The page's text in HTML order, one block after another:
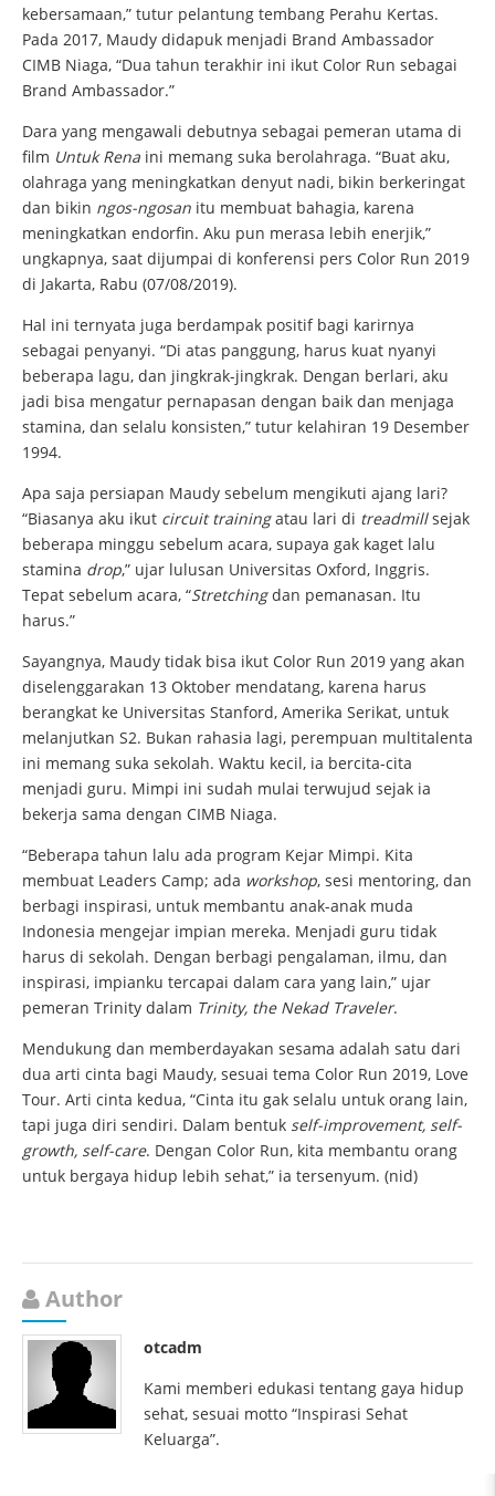
kebersamaan,” tutur pelantung tembang Perahu Kertas.
Pada 2017, Maudy didapuk menjadi Brand Ambassador
CIMB Niaga, “Dua tahun terakhir ini ikut Color Run sebagai
Brand Ambassador.”
Dara yang mengawali debutnya sebagai pemeran utama di
film Untuk Rena ini memang suka berolahraga. “Buat aku,
olahraga yang meningkatkan denyut nadi, bikin berkeringat
dan bikin ngos-ngosan itu membuat bahagia, karena
meningkatkan endorfin. Aku pun merasa lebih enerjik,”
ungkapnya, saat dijumpai di konferensi pers Color Run 2019
di Jakarta, Rabu (07/08/2019).
Hal ini ternyata juga berdampak positif bagi karirnya
sebagai penyanyi. “Di atas panggung, harus kuat nyanyi
beberapa lagu, dan jingkrak-jingkrak. Dengan berlari, aku
jadi bisa mengatur pernapasan dengan baik dan menjaga
stamina, dan selalu konsisten,” tutur kelahiran 19 Desember
1994.
Apa saja persiapan Maudy sebelum mengikuti ajang lari?
“Biasanya aku ikut circuit trainingatau lari di treadmillsejak
beberapa minggu sebelum acara, supaya gak kaget lalu
stamina drop,” ujar lulusan Universitas Oxford, Inggris.
Tepat sebelum acara, “Stretchingdan pemanasan. Itu
harus.”
Sayangnya, Maudy tidak bisa ikut Color Run 2019 yang akan
diselenggarakan 13 Oktober mendatang, karena harus
berangkat ke Universitas Stanford, Amerika Serikat, untuk
melanjutkan S2. Bukan rahasia lagi, perempuan multitalenta
ini memang suka sekolah. Waktu kecil, ia bercita-cita
menjadi guru. Mimpi ini sudah mulai terwujud sejak ia
bekerja sama dengan CIMB Niaga.
“Beberapa tahun lalu ada program Kejar Mimpi. Kita
membuat Leaders Camp; ada workshop, sesi mentoring, dan
berbagi inspirasi, untuk membantu anak-anak muda
Indonesia mengejar impian mereka. Menjadi guru tidak
harus di sekolah. Dengan berbagi pengalaman, ilmu, dan
inspirasi, impianku tercapai dalam cara yang lain,” ujar
pemeran Trinity dalam Trinity, the Nekad Traveler.
Mendukung dan memberdayakan sesama adalah satu dari
dua arti cinta bagi Maudy, sesuai tema Color Run 2019, Love
Tour. Arti cinta kedua, “Cinta itu gak selalu untuk orang lain,
tapi juga diri sendiri. Dalam bentuk self-improvement, self-
growth, self-care. Dengan Color Run, kita membantu orang
untuk bergaya hidup lebih sehat,” ia tersenyum. (nid)
Author
otcadm
Kami memberi edukasi tentang gaya hidup
sehat, sesuai motto “Inspirasi Sehat
Keluarga”.